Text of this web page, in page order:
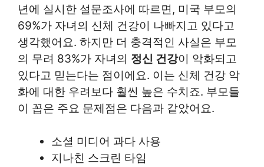
년에 실시한 설문조사에 따르면, 미국 부모의
69%가 자녀의 신체 건강이 나빠지고 있다고
생각했어요. 하지만 더 충격적인 사실은 부모
의 무려 83%가 자녀의 정신 건강이 악화되고
있다고 믿는다는 점이에요. 이는 신체 건강 악
화에 대한 우려보다 훨씬 높은 수치죠. 부모들
이 꼽은 주요 문제점은 다음과 같았어요.
소셜 미디어 과다 사용
지나친 스크린 타임